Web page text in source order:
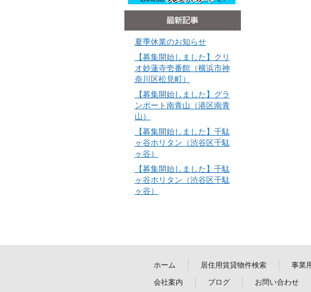
夏季休業のお知らせ
【募集開始しました】クリ
オ妙蓮寺壱番館（横浜市神
奈川区松見町）
【募集開始しました】グラ
ンポート南青山（港区南青
山）
【募集開始しました】千駄
ヶ谷ホリタン（渋谷区千駄
ヶ谷）
【募集開始しました】千駄
ヶ谷ホリタン（渋谷区千駄
ヶ谷）
ホーム 居住用賃貸物件検索 事業
会社案内
ブログ お問い合わせ